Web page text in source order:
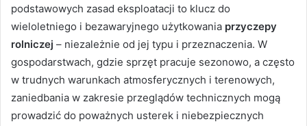
podstawowych zasad eksploatacji to klucz do
wieloletniego i bezawaryjnego użytkowania przyczepy
rolniczej – niezależnie od jej typu i przeznaczenia. W
gospodarstwach, gdzie sprzęt pracuje sezonowo, a często
w trudnych warunkach atmosferycznych i terenowych,
zaniedbania w zakresie przeglądów technicznych mogą
prowadzić do poważnych usterek i niebezpiecznych